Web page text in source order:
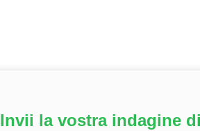
Invii la vostra indagine